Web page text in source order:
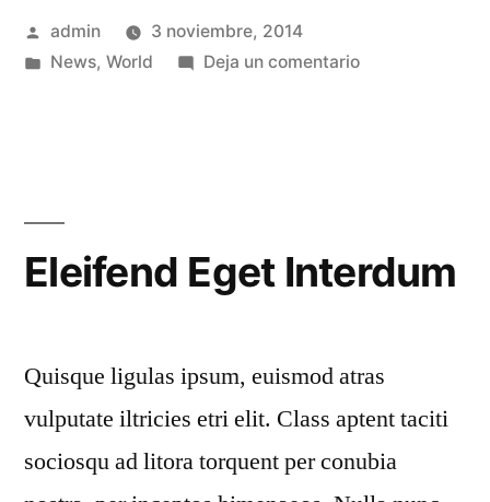
admin
3 noviembre, 2014
News, World Deja un comentario
Eleifend Eget Interdum
Quisque ligulas ipsum, euismod atras
vulputate iltricies etri elit. Class aptent taciti
sociosqu ad litora torquent per conubia